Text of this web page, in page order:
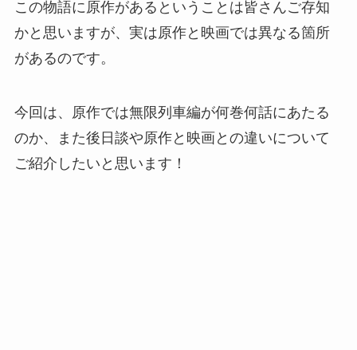
この物語に原作があるということは皆さんご存知
かと思いますが、実は原作と映画では異なる箇所
があるのです。
今回は、原作では無限列車編が何巻何話にあたる
のか、また後日談や原作と映画との違いについて
ご紹介したいと思います！